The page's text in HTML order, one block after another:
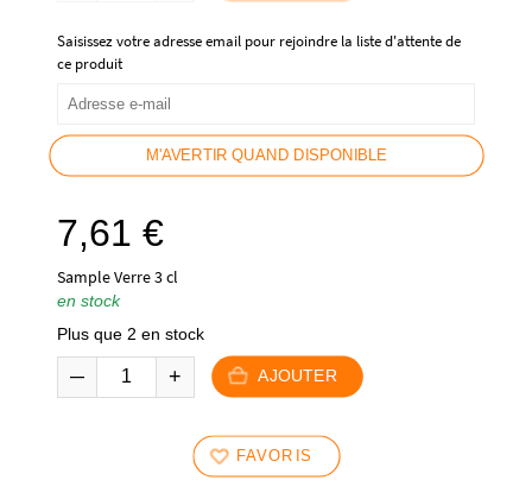
Saisissez votre adresse email pour rejoindre la liste d'attente de
ce produit
M'AVERTIR QUAND DISPONIBLE
7,61 €
Sample Verre 3 cl
en stock
Plus que 2 en stock
AJOUTER
FAVORIS